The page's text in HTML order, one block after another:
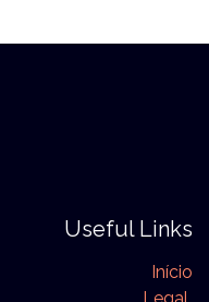
Useful Links
Início